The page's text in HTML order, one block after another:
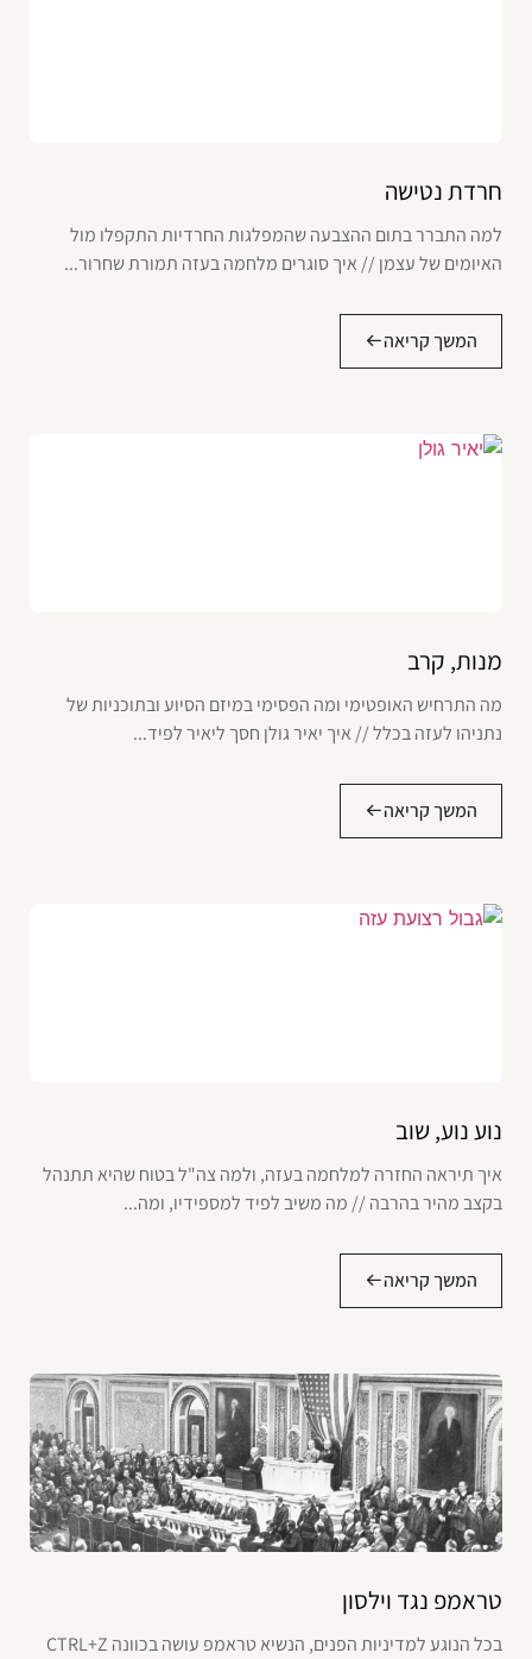
חרדת נטישה
למה התברר בתום ההצבעה שהמפלגות החרדיות התקפלו מול
האיומים של עצמן // איך סוגרים מלחמה בעזה תמורת שחרור...
המשך קריאה
מנות, קרב
מה התרחיש האופטימי ומה הפסימי במיזם הסיוע ובתוכניות של
נתניהו לעזה בכלל // איך יאיר גולן חסך ליאיר לפיד...
המשך קריאה
נוע נוע, שוב
איך תיראה החזרה למלחמה בעזה, ולמה צה"ל בטוח שהיא תתנהל
בקצב מהיר בהרבה // מה משיב לפיד למספידיו, ומה...
המשך קריאה
טראמפ נגד וילסון
בכל הנוגע למדיניות הפנים, הנשיא טראמפ עושה בכוונה CTRL+Z